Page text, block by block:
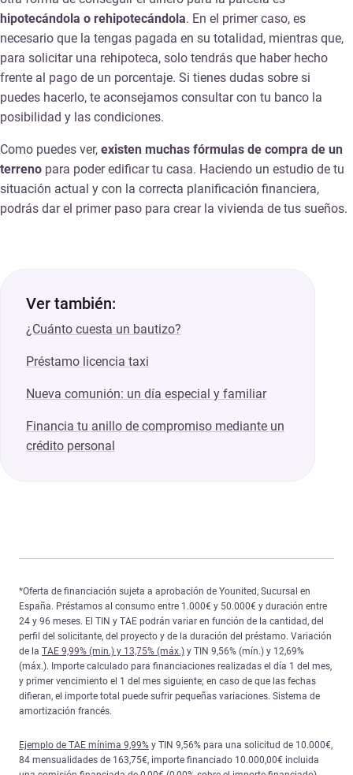
hipotecándola o rehipotecándola. En el primer caso, es
necesario que la tengas pagada en su totalidad, mientras que,
para solicitar una rehipoteca, solo tendrás que haber hecho
frente al pago de un porcentaje. Si tienes dudas sobre si
puedes hacerlo, te aconsejamos consultar con tu banco la
posibilidad y las condiciones.
Como puedes ver, existen muchas fórmulas de compra de un
terreno para poder edificar tu casa. Haciendo un estudio de tu
situación actual y con la correcta planificación financiera,
podrás dar el primer paso para crear la vivienda de tus sueños.
Ver también:
¿Cuánto cuesta un bautizo?
Préstamo licencia taxi
Nueva comunión: un día especial y familiar
Financia tu anillo de compromiso mediante un
crédito personal
*Oferta de financiación sujeta a aprobación de Younited, Sucursal en
España. Préstamos al consumo entre 1.000€ y 50.000€ y duración entre
24 y 96 meses. El TIN y TAE podrán variar en función de la cantidad, del
perfil del solicitante, del proyecto y de la duración del préstamo. Variación
de la TAE 9,99% (min.) y 13,75% (máx.) y TIN 9,56% (mín.) y 12,69%
(máx.). Importe calculado para financiaciones realizadas el día 1 del mes,
y primer vencimiento el 1 del mes siguiente; en caso de que las fechas
difieran, el importe total puede sufrir pequeñas variaciones. Sistema de
amortización francés.
Ejemplo de TAE mínima 9,99% y TIN 9,56% para una solicitud de 10.000€,
84 mensualidades de 163,75€, importe financiado 10.000,00€ incluida